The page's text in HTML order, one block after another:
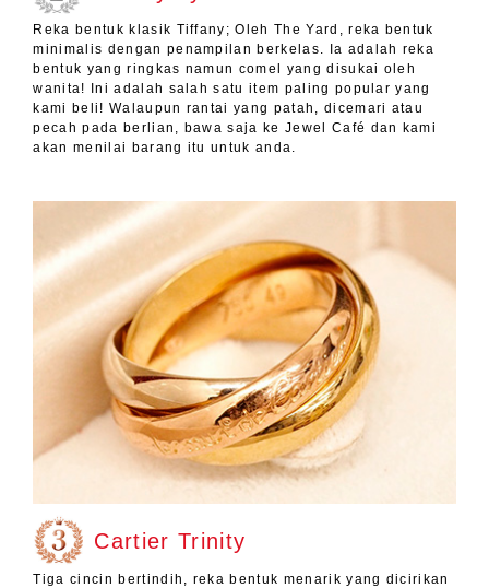
Reka bentuk klasik Tiffany; Oleh The Yard, reka bentuk
minimalis dengan penampilan berkelas. Ia adalah reka
bentuk yang ringkas namun comel yang disukai oleh
wanita! Ini adalah salah satu item paling popular yang
kami beli! Walaupun rantai yang patah, dicemari atau
pecah pada berlian, bawa saja ke Jewel Café dan kami
akan menilai barang itu untuk anda.
Cartier Trinity
Tiga cincin bertindih, reka bentuk menarik yang dicirikan